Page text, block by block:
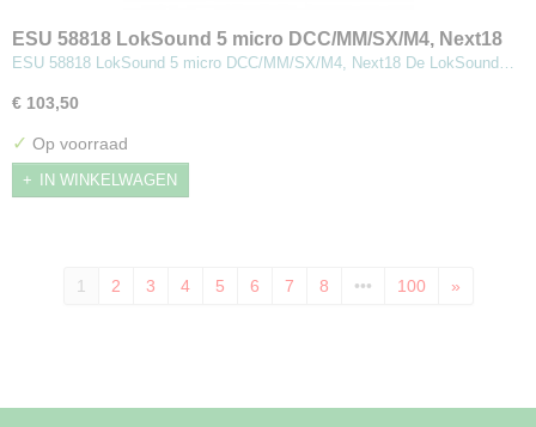
ESU 58818 LokSound 5 micro DCC/MM/SX/M4, Next18
ESU 58818 LokSound 5 micro DCC/MM/SX/M4, Next18 De LokSound…
€ 103,50
✓ Op voorraad
IN WINKELWAGEN
1 2 3 4 5 6 7 8 ••• 100 »